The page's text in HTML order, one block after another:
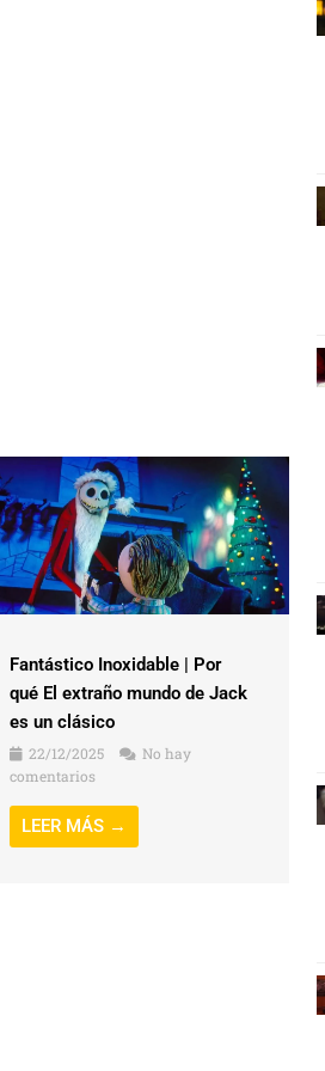
Fantástico Inoxidable | Por
qué El extraño mundo de Jack
es un clásico
22/12/2025
No hay
comentarios
LEER MÁS →